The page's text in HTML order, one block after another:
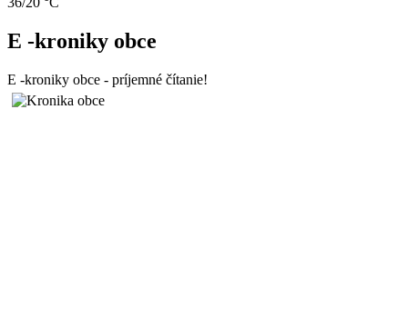
E -kroniky obce
E -kroniky obce - príjemné čítanie!